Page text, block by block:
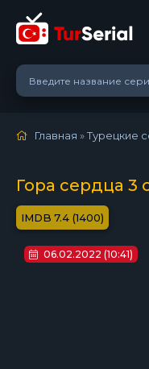
Главная »Турецкие
Гора сердца 3
7.4 (1400)
06.02.2022 (10:41)